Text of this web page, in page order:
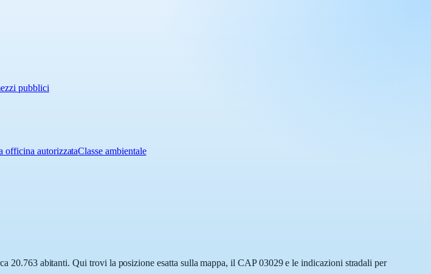
pubblici
officina autorizzataClasse ambientale
abitanti. Qui trovi la posizione esatta sulla mappa, il CAP 03029 e le indicazioni stradali per